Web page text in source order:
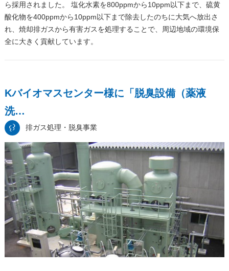
ら採用されました。 塩化水素を800ppmから10ppm以下まで、硫黄
酸化物を400ppmから10ppm以下まで除去したのちに大気へ放出さ
れ、焼却排ガスから有害ガスを処理することで、周辺地域の環境保
全に大きく貢献しています。
Kバイオマスセンター様に「脱臭設備（薬液
洗…
排ガス処理・脱臭事業